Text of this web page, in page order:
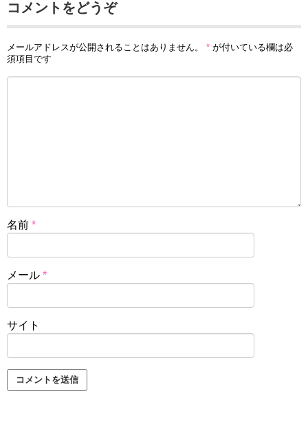
コメントをどうぞ
メールアドレスが公開されることはありません。 * が付いている欄は必
須項目です
名前 *
メール *
サイト